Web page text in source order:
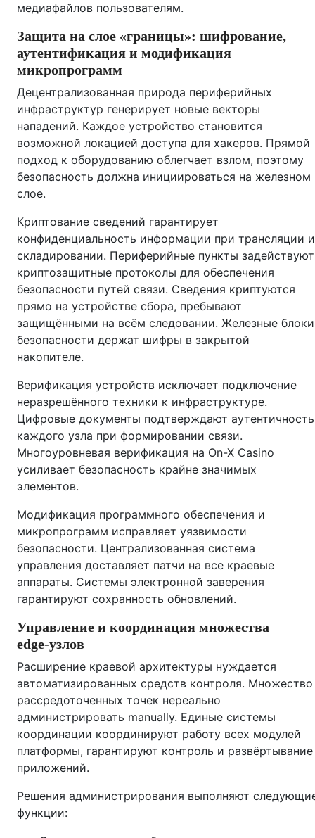
медиафайлов пользователям.
Защита на слое «границы»: шифрование,
аутентификация и модификация
микропрограмм
Децентрализованная природа периферийных
инфраструктур генерирует новые векторы
нападений. Каждое устройство становится
возможной локацией доступа для хакеров. Прямой
подход к оборудованию облегчает взлом, поэтому
безопасность должна инициироваться на железном
слое.
Криптование сведений гарантирует
конфиденциальность информации при трансляции и
складировании. Периферийные пункты задействуют
криптозащитные протоколы для обеспечения
безопасности путей связи. Сведения криптуются
прямо на устройстве сбора, пребывают
защищёнными на всём следовании. Железные блоки
безопасности держат шифры в закрытой
накопителе.
Верификация устройств исключает подключение
неразрешённого техники к инфраструктуре.
Цифровые документы подтверждают аутентичность
каждого узла при формировании связи.
Многоуровневая верификация на On-X Casino
усиливает безопасность крайне значимых
элементов.
Модификация программного обеспечения и
микропрограмм исправляет уязвимости
безопасности. Централизованная система
управления доставляет патчи на все краевые
аппараты. Системы электронной заверения
гарантируют сохранность обновлений.
Управление и координация множества
edge‑узлов
Расширение краевой архитектуры нуждается
автоматизированных средств контроля. Множество
рассредоточенных точек нереально
администрировать manually. Единые системы
координации координируют работу всех модулей
платформы, гарантируют контроль и развёртывание
приложений.
Решения администрирования выполняют
функции: